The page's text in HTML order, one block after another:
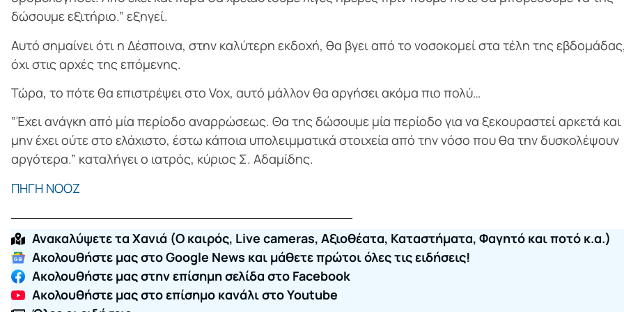
δώσουμε εξιτήριο.” εξηγεί.
Αυτό σημαίνει ότι η Δέσποινα, στην καλύτερη εκδοχή, θα βγει από το νοσοκομεί στα τέλη της
όχι στις αρχές της επόμενης.
Τώρα, το πότε θα επιστρέψει στο Vox, αυτό μάλλον θα αργήσει ακόμα πιο πολύ…
”Έχει ανάγκη από μία περίοδο αναρρώσεως. Θα της δώσουμε μία περίοδο για να ξεκουραστεί αρκετά και
μην έχει ούτε στο ελάχιστο, έστω κάποια υπολειμματικά στοιχεία από την νόσο που θα την δυσκολέψουν
αργότερα.” καταλήγει ο ιατρός, κύριος Σ. Αδαμίδης.
ΠΗΓΗ ΝΟΟΖ
Ανακαλύψετε τα Χανιά (O καιρός, Live cameras, Αξιοθέατα, Καταστήματα, Φαγητό και ποτό κ.α.)
Ακολουθήστε μας στο Google News και μάθετε πρώτοι όλες τις ειδήσεις!
Ακολουθήστε μας στην επίσημη σελίδα στο Facebook
Ακολουθήστε μας στο επίσημο κανάλι στο Youtube